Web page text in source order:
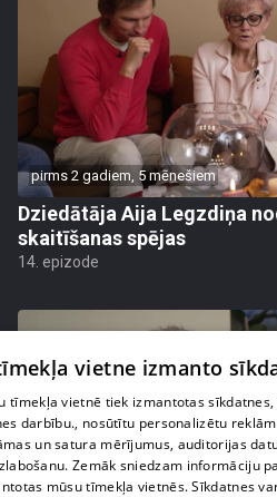
pirms 2 gadiem, 5 mēnešiem
Dziedātāja Aija Legzdiņa
skaitīšanas spējas
14. epizode
vietne izmanto
tīmekļa vietnē tiek izmantotas
darbību., nosūtītu personalizētu
un satura mērījumus, auditorijas
Zemāk sniedzam informāciju
mūsu tīmekļa vietnēs. Sīkdatnes